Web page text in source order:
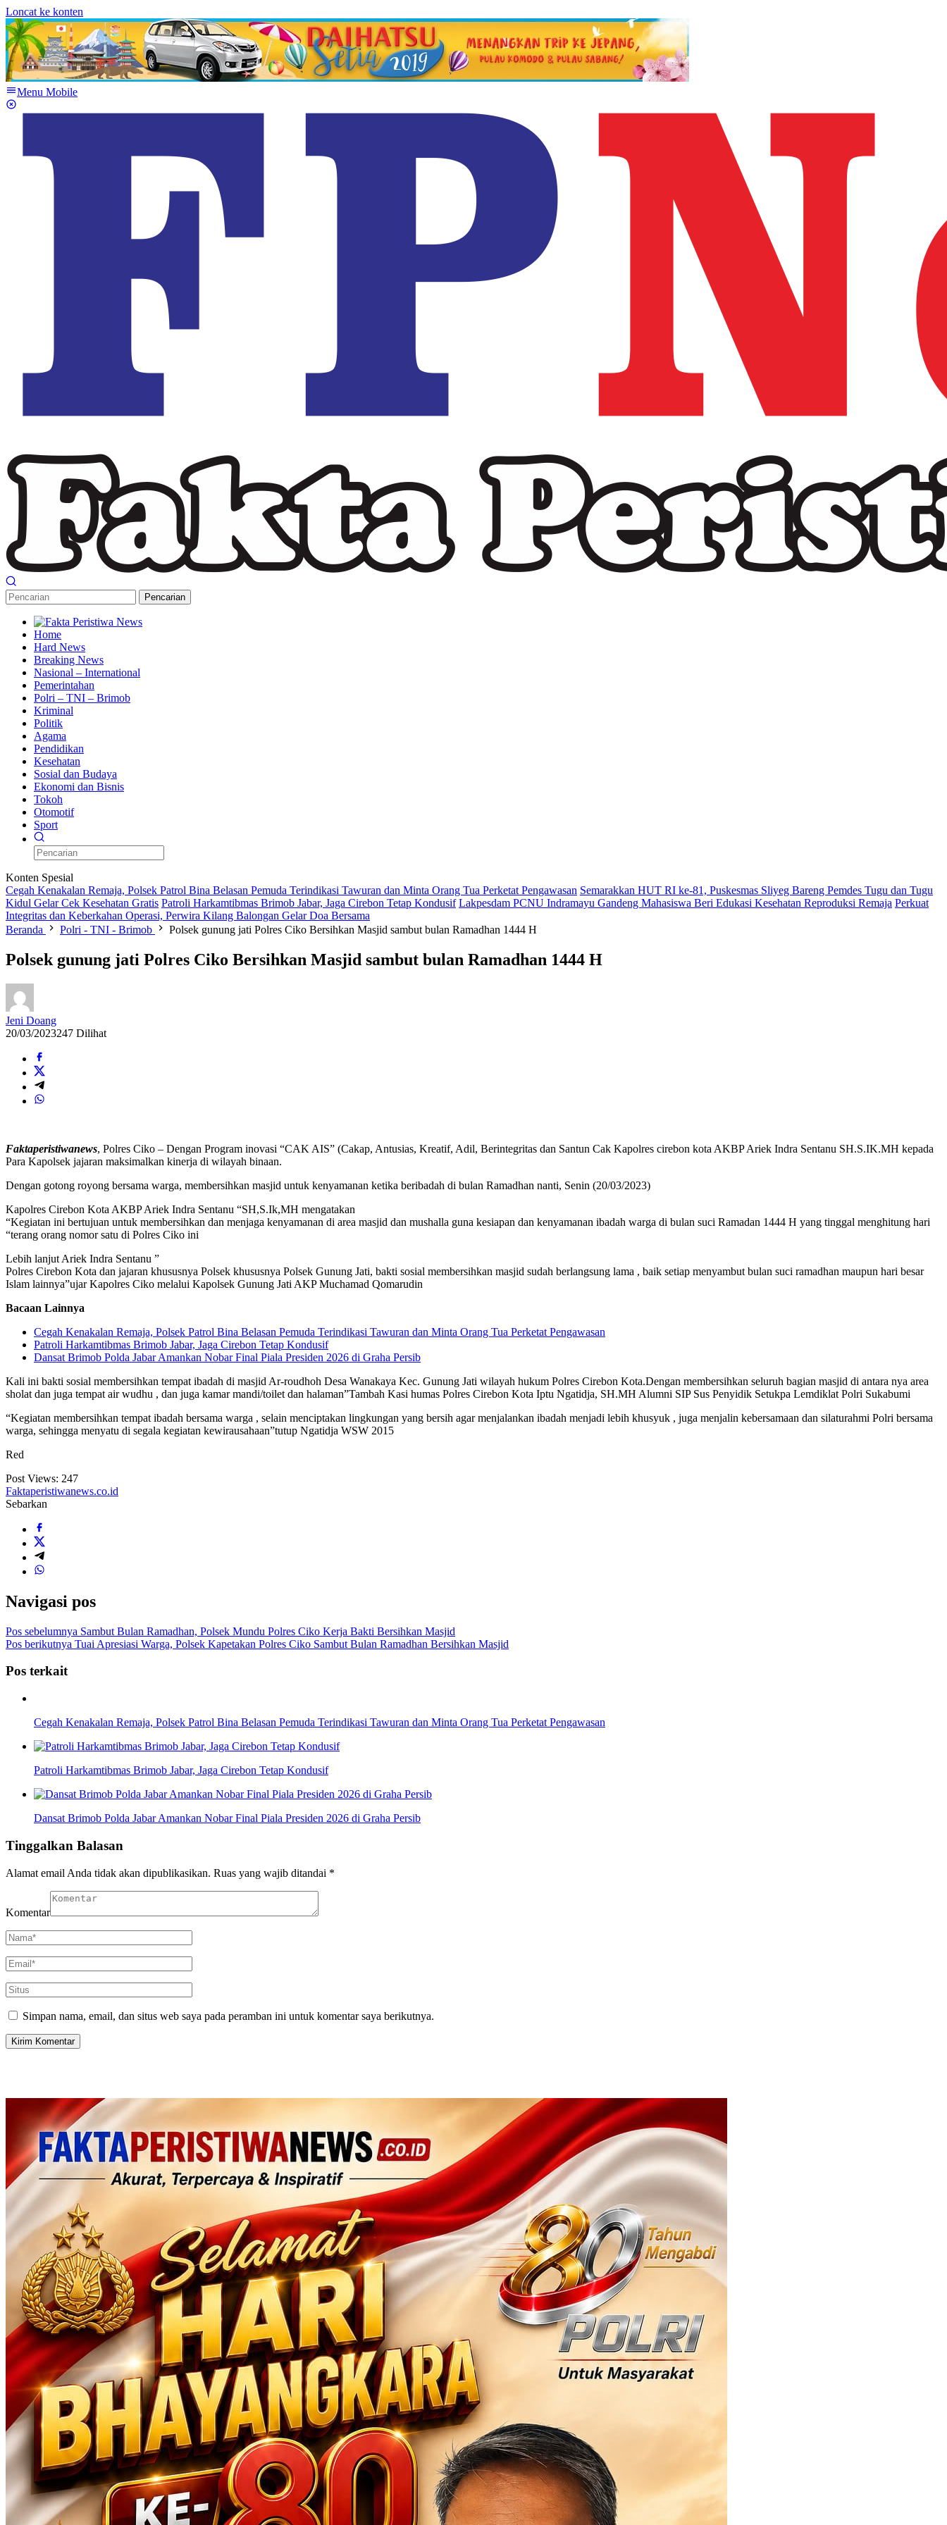
Loncat ke konten
Menu Mobile
Pencarian
Home
Hard News
Breaking News
Nasional – International
Pemerintahan
Polri – TNI – Brimob
Kriminal
Politik
Agama
Pendidikan
Kesehatan
Sosial dan Budaya
Ekonomi dan Bisnis
Tokoh
Otomotif
Sport
Konten Spesial
Cegah Kenakalan Remaja, Polsek Patrol Bina Belasan Pemuda Terindikasi Tawuran dan Minta Orang Tua Perketat Pengawasan Semarakkan HUT RI ke-81, Puskesmas Sliyeg Bareng Pemdes Tugu dan Tugu
Kidul Gelar Cek Kesehatan Gratis Patroli Harkamtibmas Brimob Jabar, Jaga Cirebon Tetap Kondusif Lakpesdam PCNU Indramayu Gandeng Mahasiswa Beri Edukasi Kesehatan Reproduksi Remaja Perkuat
Integritas dan Keberkahan Operasi, Perwira Kilang Balongan Gelar Doa Bersama
Beranda
Polri - TNI - Brimob Polsek gunung jati Polres Ciko Bersihkan Masjid sambut bulan Ramadhan 1444 H
Polsek gunung jati Polres Ciko Bersihkan Masjid sambut bulan Ramadhan 1444 H
Jeni Doang
20/03/2023247 Dilihat
Faktaperistiwanews, Polres Ciko – Dengan Program inovasi “CAK AIS” (Cakap, Antusias, Kreatif, Adil, Berintegritas dan Santun Cak Kapolres cirebon kota AKBP Ariek Indra Sentanu SH.S.IK.MH kepada
Para Kapolsek jajaran maksimalkan kinerja di wilayah binaan.
Dengan gotong royong bersama warga, membersihkan masjid untuk kenyamanan ketika beribadah di bulan Ramadhan nanti, Senin (20/03/2023)
Kapolres Cirebon Kota AKBP Ariek Indra Sentanu “SH,S.Ik,MH mengatakan
“Kegiatan ini bertujuan untuk membersihkan dan menjaga kenyamanan di area masjid dan mushalla guna kesiapan dan kenyamanan ibadah warga di bulan suci Ramadan 1444 H yang tinggal menghitung hari
“terang orang nomor satu di Polres Ciko ini
Lebih lanjut Ariek Indra Sentanu ”
Polres Cirebon Kota dan jajaran khususnya Polsek khususnya Polsek Gunung Jati, bakti sosial membersihkan masjid sudah berlangsung lama , baik setiap menyambut bulan suci ramadhan maupun hari besar
Islam lainnya”ujar Kapolres Ciko melalui Kapolsek Gunung Jati AKP Muchamad Qomarudin
Bacaan Lainnya
Cegah Kenakalan Remaja, Polsek Patrol Bina Belasan Pemuda Terindikasi Tawuran dan Minta Orang Tua Perketat Pengawasan
Patroli Harkamtibmas Brimob Jabar, Jaga Cirebon Tetap Kondusif
Dansat Brimob Polda Jabar Amankan Nobar Final Piala Presiden 2026 di Graha Persib
Kali ini bakti sosial membersihkan tempat ibadah di masjid Ar-roudhoh Desa Wanakaya Kec. Gunung Jati wilayah hukum Polres Cirebon Kota.Dengan membersihkan seluruh bagian masjid di antara nya area
sholat dan juga tempat air wudhu , dan juga kamar mandi/toilet dan halaman”Tambah Kasi humas Polres Cirebon Kota Iptu Ngatidja, SH.MH Alumni SIP Sus Penyidik Setukpa Lemdiklat Polri Sukabumi
“Kegiatan membersihkan tempat ibadah bersama warga , selain menciptakan lingkungan yang bersih agar menjalankan ibadah menjadi lebih khusyuk , juga menjalin kebersamaan dan silaturahmi Polri bersama
warga, sehingga menyatu di segala kegiatan kewirausahaan”tutup Ngatidja WSW 2015
Red
Post Views: 247
Faktaperistiwanews.co.id
Sebarkan
Navigasi pos
Pos sebelumnya Sambut Bulan Ramadhan, Polsek Mundu Polres Ciko Kerja Bakti Bersihkan Masjid
Pos berikutnya Tuai Apresiasi Warga, Polsek Kapetakan Polres Ciko Sambut Bulan Ramadhan Bersihkan Masjid
Pos terkait
Cegah Kenakalan Remaja, Polsek Patrol Bina Belasan Pemuda Terindikasi Tawuran dan Minta Orang Tua Perketat Pengawasan
Patroli Harkamtibmas Brimob Jabar, Jaga Cirebon Tetap Kondusif
Dansat Brimob Polda Jabar Amankan Nobar Final Piala Presiden 2026 di Graha Persib
Tinggalkan Balasan
Alamat email Anda tidak akan dipublikasikan. Ruas yang wajib ditandai *
Komentar
Simpan nama, email, dan situs web saya pada peramban ini untuk komentar saya berikutnya.